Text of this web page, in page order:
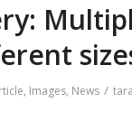
, Images, News /